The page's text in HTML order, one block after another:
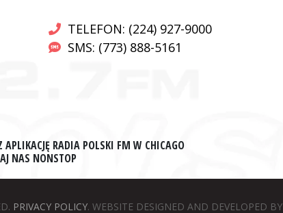
TELEFON: (224) 927-9000
SMS: (773) 888-5161
APLIKACJĘ RADIA POLSKI FM W CHICAGO
NAS NONSTOP
PRIVACY POLICY. WEBSITE DESIGNED AND DEVELOPED BY